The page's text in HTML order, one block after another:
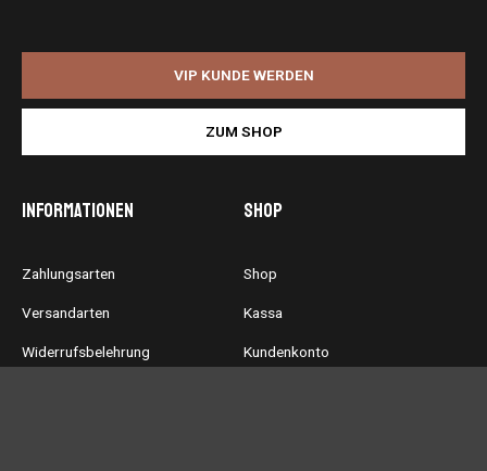
VIP KUNDE WERDEN
ZUM SHOP
Informationen
Zahlungsarten
Versandarten
Widerrufsbelehrung
Shop
Shop
Kassa
Kundenkonto